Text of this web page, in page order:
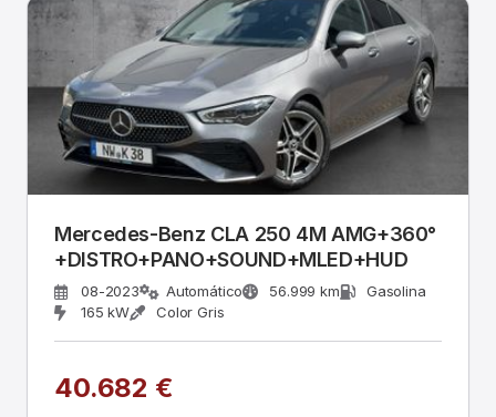
Mercedes-Benz CLA 250 4M AMG+360°
+DISTRO+PANO+SOUND+MLED+HUD
08-2023 Automático 56.999 km
Gasolina
165 kW
Color Gris
40.682 €